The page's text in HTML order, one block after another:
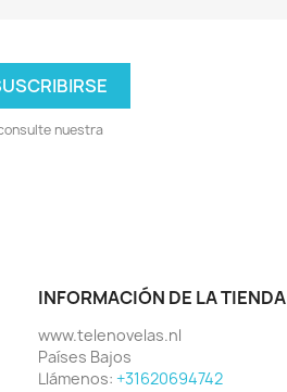
nuestra
INFORMACIÓN DE LA TIENDA
www.telenovelas.nl
Países Bajos
Llámenos: +31620694742